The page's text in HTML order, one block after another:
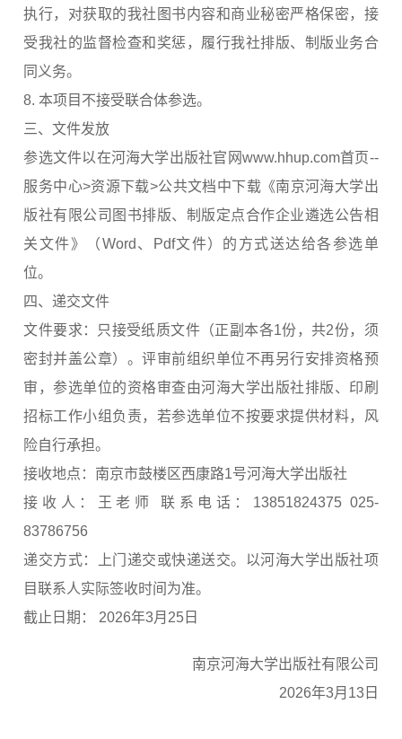
执行，对获取的我社图书内容和商业秘密严格保密，接
受我社的监督检查和奖惩，履行我社排版、制版业务合
同义务。
8. 本项目不接受联合体参选。
三、文件发放
参选文件以在河海大学出版社官网www.hhup.com首页--
服务中心>资源下载>公共文档中下载《南京河海大学出
版社有限公司图书排版、制版定点合作企业遴选公告相
关文件》（Word、Pdf文件）的方式送达给各参选单
位。
四、递交文件
文件要求：只接受纸质文件（正副本各1份，共2份，须
密封并盖公章）。评审前组织单位不再另行安排资格预
审，参选单位的资格审查由河海大学出版社排版、印刷
招标工作小组负责，若参选单位不按要求提供材料，风
险自行承担。
接收地点：南京市鼓楼区西康路1号河海大学出版社
接收人：王老师 联系电话：13851824375 025-
83786756
递交方式：上门递交或快递送交。以河海大学出版社项
目联系人实际签收时间为准。
截止日期： 2026年3月25日
南京河海大学出版社有限公司
2026年3月13日